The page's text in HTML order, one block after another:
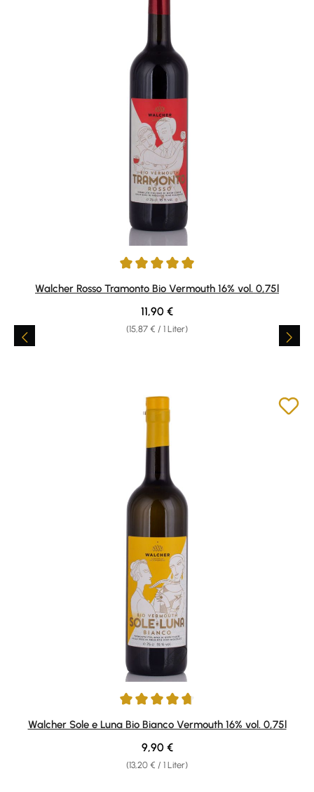
Durchschnittliche Bewertung von 5 von 5 Sternen
Walcher Rosso Tramonto Bio Vermouth 16% vol. 0,75l
(15,87 € / 1 Liter)
Regulärer Preis:
11,90 €
Durchschnittliche Bewertung von 4.83 von 5 Sternen
Walcher Sole e Luna Bio Bianco Vermouth 16% vol. 0,75l
(13,20 € / 1 Liter)
Regulärer Preis:
9,90 €